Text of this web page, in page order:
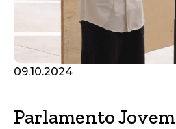
09.10.2024
Parlamento Jovem